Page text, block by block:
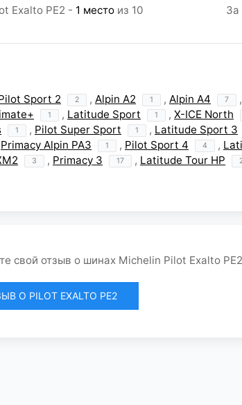
Exalto PE2 - 1 место из 10 За
Sport 2 2 , Alpin A2 1 , Alpin A4 7 ,
1 , Latitude Sport 1 , X-ICE North
1 , Pilot Super Sport 1 , Latitude Sport 3
Primacy Alpin PA3 1 , Pilot Sport 4 4 ,
3 , Primacy 3 17 , Latitude Tour HP
свой отзыв о шинах Michelin Pilot Exalto
О PILOT EXALTO PE2